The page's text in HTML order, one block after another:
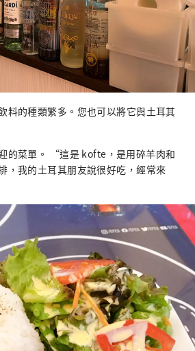
料的種類繁多。您也可以將它與土耳其
的菜單。 “這是 kofte，是用碎羊肉和
，我的土耳其朋友說很好吃，經常來